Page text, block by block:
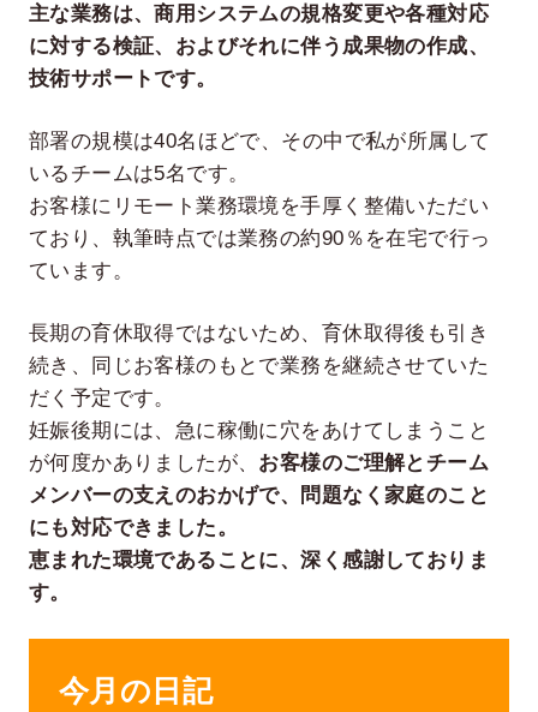
主な業務は、商用システムの規格変更や各種対応
に対する検証、およびそれに伴う成果物の作成、
技術サポートです。
部署の規模は40名ほどで、その中で私が所属して
いるチームは5名です。
お客様にリモート業務環境を手厚く整備いただい
ており、執筆時点では業務の約90％を在宅で行っ
ています。
長期の育休取得ではないため、育休取得後も引き
続き、同じお客様のもとで業務を継続させていた
だく予定です。
妊娠後期には、急に稼働に穴をあけてしまうこと
が何度かありましたが、 お客様のご理解とチーム
メンバーの支えのおかげで、問題なく家庭のこと
にも対応できました。
恵まれた環境であることに、深く感謝しておりま
す。
今月の日記